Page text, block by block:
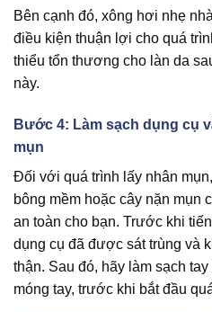
Bên cạnh đó, xông hơi nhẹ
điều kiện thuận lợi cho quá
thiểu tổn thương cho làn da
này.
Bước 4: Làm sạch dụng cụ
mụn
Đối với quá trình lấy nhân
bông mềm hoặc cây nặn mụn
an toàn cho bạn. Trước khi
dụng cụ đã được sát trùng và
thận. Sau đó, hãy làm sạch
móng tay, trước khi bắt đầu